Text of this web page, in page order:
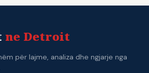
ne Detroit
për lajme, analiza dhe ngjarje nga